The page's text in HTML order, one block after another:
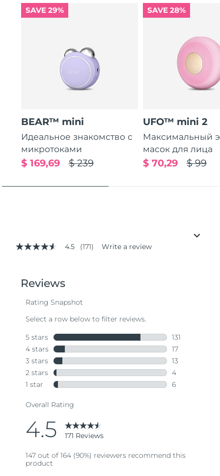
SAVE 29%
BEAR™ mini
Идеальное знакомство с
микротоками
$ 239
$ 169,69
SAVE 28%
UFO™ mini 2
Максимальный
масок для лица
$ 99
$ 70,29
4.5
stars,
average
value.
171
Same
page
link.
4.5 (171) Write a review